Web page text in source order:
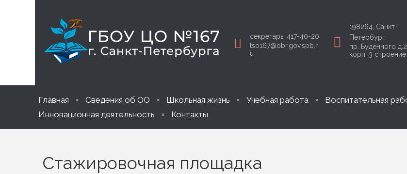
секретарь: 417-40-20
tso167@obr.gov.spb.r
u
198264, Санкт-
Петербург,
пр. Будённого
корп. 3 строение
Главная Сведения об ОО Школьная жизнь Учебная работа Воспитательная
Инновационная деятельность
Контакты
Стажировочная площадка